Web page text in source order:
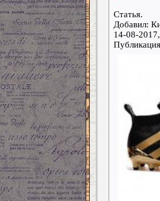
Статья.
Добавил:
14-08-